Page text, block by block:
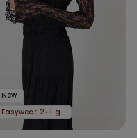
New
Easywear 2+1 gratis